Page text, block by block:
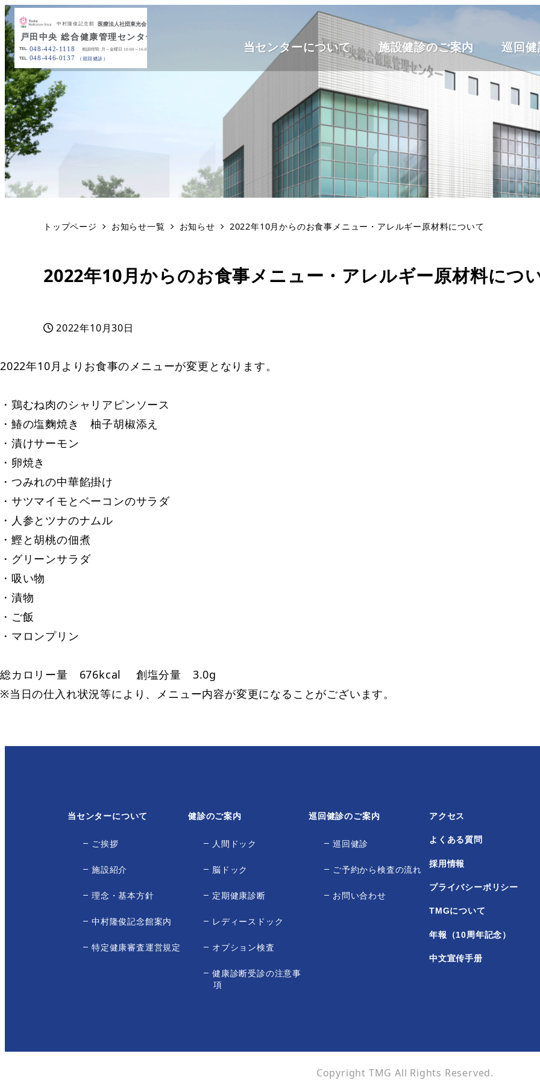
当センターについて 施設健診のご案内 巡回
トップページ お知らせ一覧 お知らせ 2022年10月からのお食事メニュー・アレルギー原材料について
2022年10月からのお食事メニュー・アレルギー原材料につ
投稿日
2022年10月30日
2022年10月よりお食事のメニューが変更となります。
・鶏むね肉のシャリアピンソース
・鰆の塩麴焼き 柚子胡椒添え
・漬けサーモン
・卵焼き
・つみれの中華餡掛け
・サツマイモとベーコンのサラダ
・人参とツナのナムル
・鰹と胡桃の佃煮
・グリーンサラダ
・吸い物
・漬物
・ご飯
・マロンプリン
総カロリー量 676kcal 創塩分量 3.0g
※当日の仕入れ状況等により、メニュー内容が変更になることがございます。
当センターについて
ご挨拶
施設紹介
理念・基本方針
中村隆俊記念館案内
特定健康審査運営規定
健診のご案内
人間ドック
脳ドック
定期健康診断
レディースドック
オプション検査
健康診断受診の注意事
項
巡回健診のご案内
巡回健診
ご予約から検査の流れ
お問い合わせ
アクセス
よくある質問
採用情報
プライバシーポリシー
TMGについて
年報（10周年記念）
中文宣传手册
Copyright TMG All Rights Reserved.